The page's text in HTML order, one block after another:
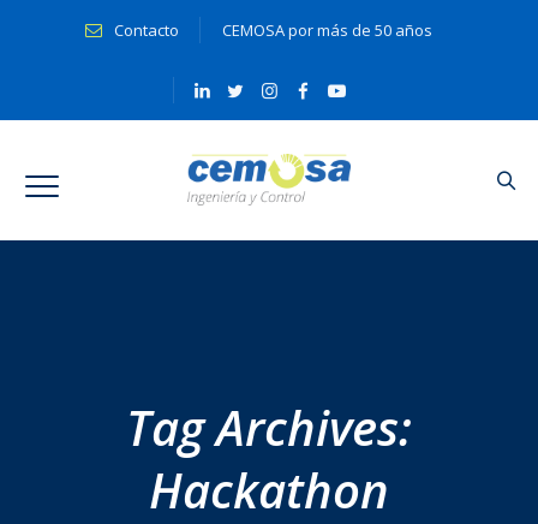
Contacto CEMOSA por más de 50 años
Tag Archives:
Hackathon